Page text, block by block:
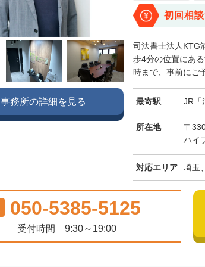
初回相
司法書士法人KTG
歩4分の位置にあ
時まで、事前にご
最寄駅 JR「
所在地
〒
ハイ
対応エリア 埼玉
事務所の詳細を見る
050-5385-5125
受付時間 9:30～19:00